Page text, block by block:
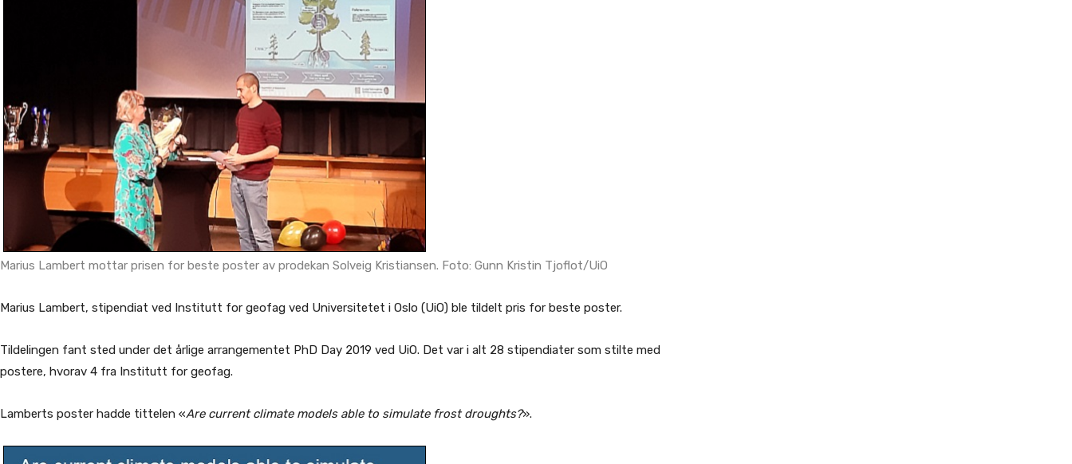
Marius Lambert mottar prisen for beste poster av prodekan Solveig Kristiansen. Foto: Gunn Kristin Tjoflot/UiO
Marius Lambert, stipendiat ved Institutt for geofag ved Universitetet i Oslo (UiO) ble tildelt pris for beste poster.
Tildelingen fant sted under det årlige arrangementet PhD Day 2019 ved UiO. Det var i alt 28 stipendiater som stilte med
postere, hvorav 4 fra Institutt for geofag.
Lamberts poster hadde tittelen «Are current climate models able to simulate frost droughts?».